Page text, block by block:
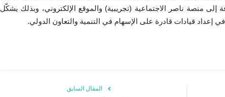
إلى منصة ناصر الاجتماعية (تجريبية) والموقع الإلكتروني، وبذلك يشكّل
إعداد قيادات قادرة على الإسهام في التنمية والتعاون الدولي.
المقال السابق